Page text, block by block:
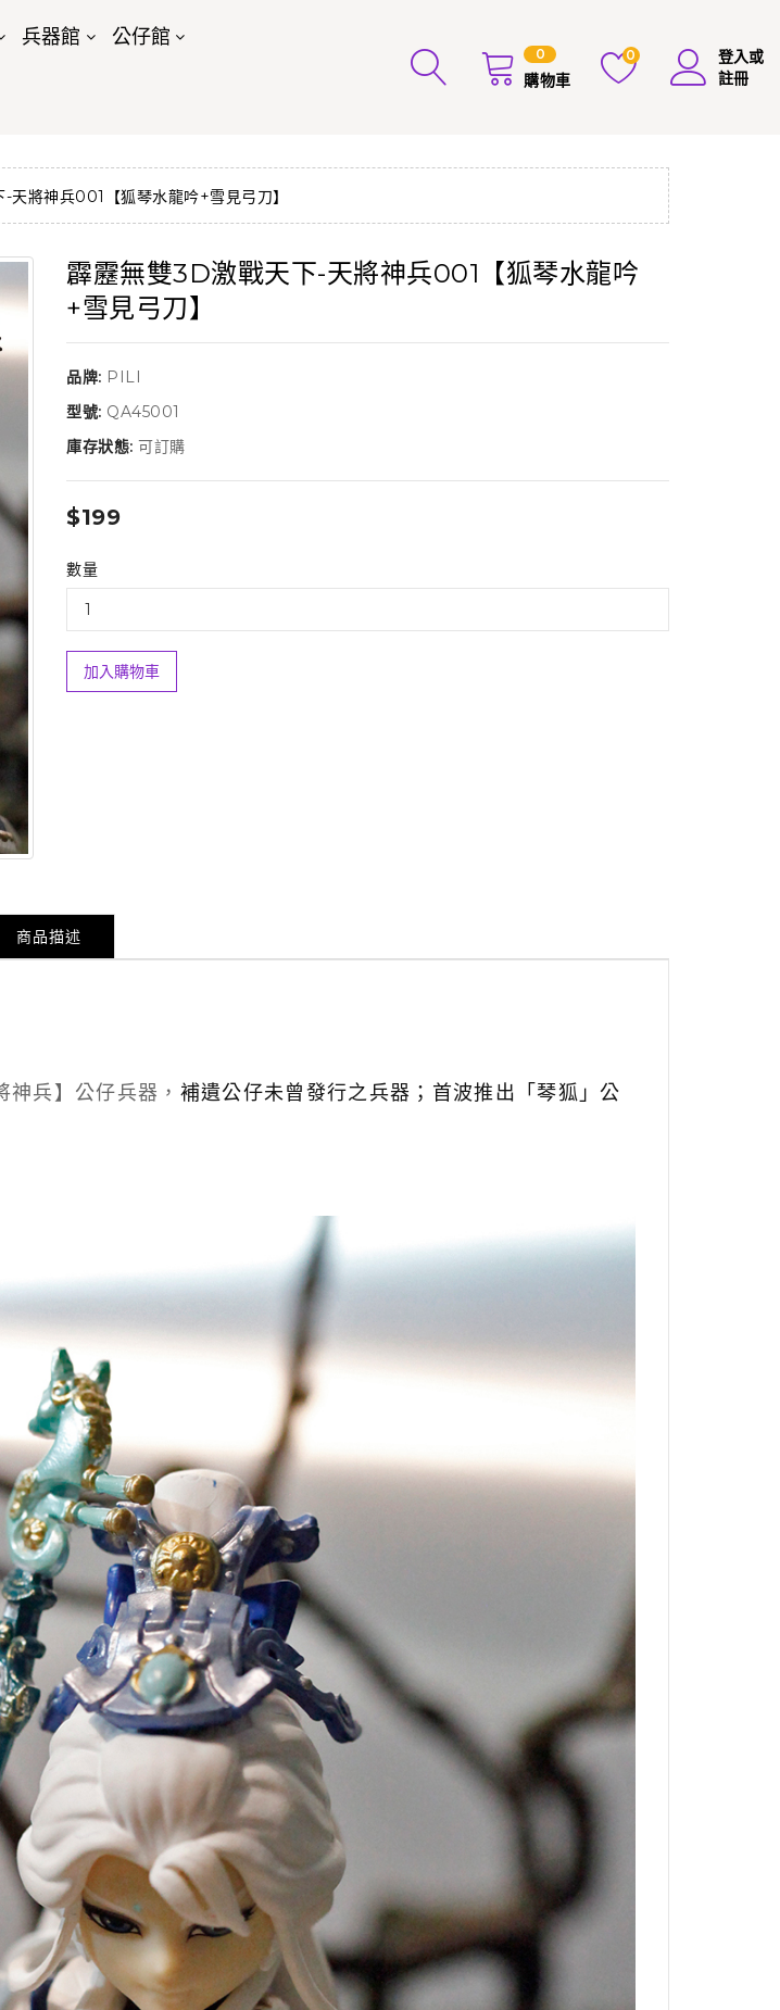
兵器館 公仔館
0
購物車
0
登入或
註冊
天將神兵001【狐琴水龍吟+雪見弓刀】
霹靂無雙3D激戰天下-天將神兵001【狐琴水龍吟
+雪見弓刀】
品牌: PILI
型號: QA45001
庫存狀態: 可訂購
$199
數量
加入購物車
商品描述
神兵】公仔兵器， 補遺公仔未曾發行之兵器；首波推出「琴狐」公